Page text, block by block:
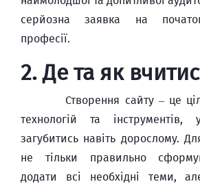
серйозна заявка на
професії.
2. Де та як
Створення сайту – це
технологій та
загубитись навіть дорослому.
не тільки правильно
додати всі необхідні теми,